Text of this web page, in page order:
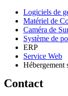
Logiciels de
Matériel de
Caméra de
Système de
ERP
Service Web
Hébergement
Contact